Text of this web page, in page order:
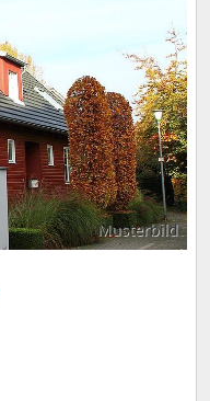
Musterbild